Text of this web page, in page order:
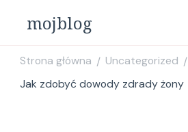
mojblog
Strona główna / Uncategorized /
Jak zdobyć dowody zdrady żony